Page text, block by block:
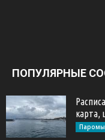
ПОПУЛЯРНЫЕ
карта,